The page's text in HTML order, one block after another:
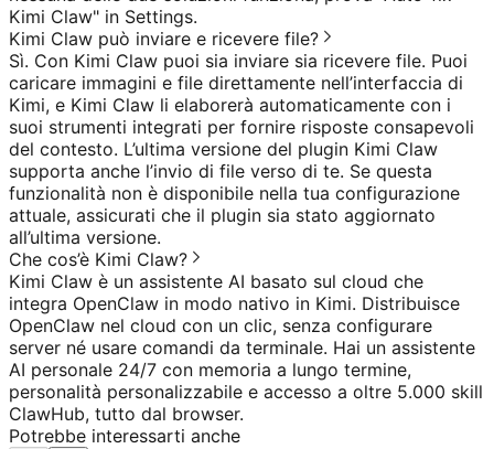
Kimi Claw" in Settings.
Kimi Claw può inviare e ricevere file?
Sì. Con Kimi Claw puoi sia inviare sia ricevere file. Puoi
caricare immagini e file direttamente nell’interfaccia di
Kimi, e Kimi Claw li elaborerà automaticamente con i
suoi strumenti integrati per fornire risposte consapevoli
del contesto. L’ultima versione del plugin Kimi Claw
supporta anche l’invio di file verso di te. Se questa
funzionalità non è disponibile nella tua configurazione
attuale, assicurati che il plugin sia stato aggiornato
all’ultima versione.
Che cos’è Kimi Claw?
Kimi Claw è un assistente AI basato sul cloud che
integra OpenClaw in modo nativo in Kimi. Distribuisce
OpenClaw nel cloud con un clic, senza configurare
server né usare comandi da terminale. Hai un assistente
AI personale 24/7 con memoria a lungo termine,
personalità personalizzabile e accesso a oltre 5.000 skill
ClawHub, tutto dal browser.
Potrebbe interessarti anche